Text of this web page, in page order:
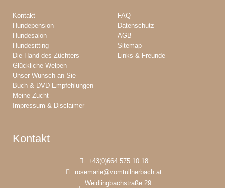
Kontakt
Hundepension
Hundesalon
Hundesitting
Die Hand des Züchters
Glückliche Welpen
Unser Wunsch an Sie
Buch & DVD Empfehlungen
Meine Zucht
Impressum & Disclaimer
FAQ
Datenschutz
AGB
Sitemap
Links & Freunde
Kontakt
+43(0)664 575 10 18
rosemarie@vomtullnerbach.at
Weidlingbachstraße 29